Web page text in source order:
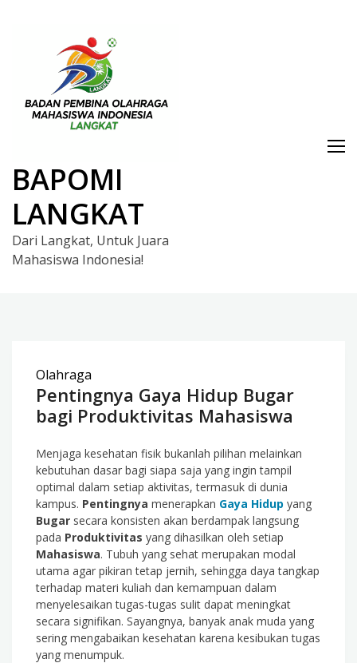
BAPOMI
LANGKAT
Dari Langkat, Untuk Juara
Mahasiswa Indonesia!
Olahraga
Pentingnya Gaya Hidup Bugar
bagi Produktivitas Mahasiswa
Menjaga kesehatan fisik bukanlah pilihan melainkan
kebutuhan dasar bagi siapa saja yang ingin tampil
optimal dalam setiap aktivitas, termasuk di dunia
kampus. Pentingnya menerapkan Gaya Hidup yang
Bugar secara konsisten akan berdampak langsung
pada Produktivitas yang dihasilkan oleh setiap
Mahasiswa. Tubuh yang sehat merupakan modal
utama agar pikiran tetap jernih, sehingga daya tangkap
terhadap materi kuliah dan kemampuan dalam
menyelesaikan tugas-tugas sulit dapat meningkat
secara signifikan. Sayangnya, banyak anak muda yang
sering mengabaikan kesehatan karena kesibukan tugas
yang menumpuk.